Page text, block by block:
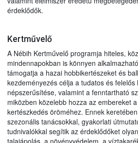
érdeklődők.
Kertművelő
A Nébih Kertművelő programja hiteles,
mindennapokban is könnyen
támogatja a hazai hobbikertészeket és
kezdeményezés célja a tudatos és felelős
népszerűsítése, valamint a fenntartható
miközben közelebb hozza az embereket
kertészkedés öröméhez. Ennek
szezonális tanácsokkal, gyakorlati
tudnivalókkal segítik az érdeklődőket
talajápolás, a növényvédelem, a